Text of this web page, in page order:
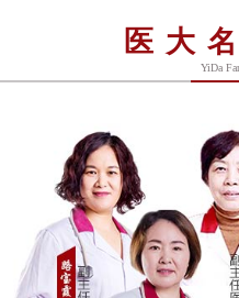
医大
YiDa